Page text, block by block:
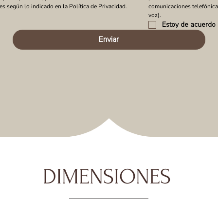
según lo indicado en la Política de Privacidad.
comunicaciones
voz).
Estoy de acuerdo
Enviar
DIMENSIONES